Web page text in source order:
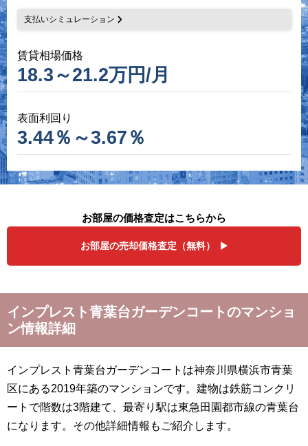
支払いシミュレーション
賃貸相場価格
18.3～21.2万円/月
表面利回り
3.44％～3.67％
お部屋の価格査定はこちらから
お部屋の売却価格査定（無料）
インプレスト青葉台ガーデンコートのマンショ
ン情報詳細
インプレスト青葉台ガーデンコートは神奈川県横浜市青葉
区にある2019年築のマンションです。建物は鉄筋コンクリ
ートで階数は3階建て、最寄り駅は東急田園都市線の青葉台
になります。その他詳細情報もご紹介します。